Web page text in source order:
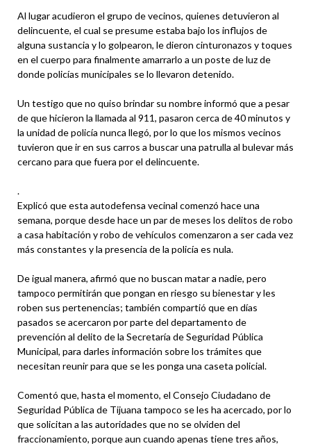
Al lugar acudieron el grupo de vecinos, quienes detuvieron al
delincuente, el cual se presume estaba bajo los influjos de
alguna sustancia y lo golpearon, le dieron cinturonazos y toques
en el cuerpo para finalmente amarrarlo a un poste de luz de
donde policías municipales se lo llevaron detenido.
Un testigo que no quiso brindar su nombre informó que a pesar
de que hicieron la llamada al 911, pasaron cerca de 40 minutos y
la unidad de policía nunca llegó, por lo que los mismos vecinos
tuvieron que ir en sus carros a buscar una patrulla al bulevar más
cercano para que fuera por el delincuente.
.
Explicó que esta autodefensa vecinal comenzó hace una
semana, porque desde hace un par de meses los delitos de robo
a casa habitación y robo de vehículos comenzaron a ser cada vez
más constantes y la presencia de la policía es nula.
De igual manera, afirmó que no buscan matar a nadie, pero
tampoco permitirán que pongan en riesgo su bienestar y les
roben sus pertenencias; también compartió que en días
pasados se acercaron por parte del departamento de
prevención al delito de la Secretaría de Seguridad Pública
Municipal, para darles información sobre los trámites que
necesitan reunir para que se les ponga una caseta policial.
Comentó que, hasta el momento, el Consejo Ciudadano de
Seguridad Pública de Tijuana tampoco se les ha acercado, por lo
que solicitan a las autoridades que no se olviden del
fraccionamiento, porque aun cuando apenas tiene tres años,